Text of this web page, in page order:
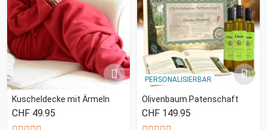
Kuscheldecke mit Ärmeln
CHF 49.95
PERSONALISIERBAR
Olivenbaum Patenschaft
CHF 149.95